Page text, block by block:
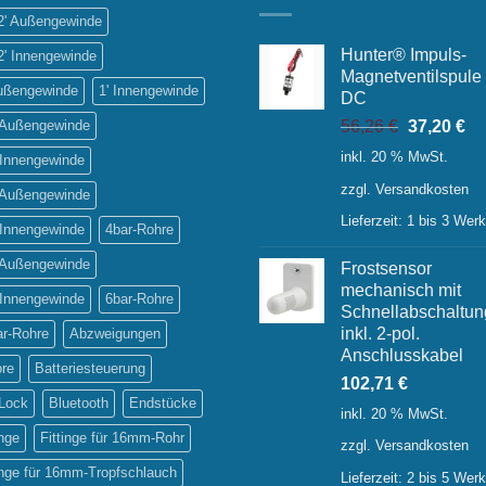
Außengewinde
Innengewinde
1' Innengewinde
4bar-Rohre
6bar-Rohre
Rohre Abzweigungen
Batteriesteuerung
Bluetooth Endstücke
Fittinge für 16mm-Rohr
für 16mm-Tropfschlauch
Hunter® Impuls-
Magnetventilspule
DC
56,26€
Preis
56,26 €
37,20 €
inkl. 20 % MwSt.
zzgl. Versandkosten
Lieferzeit: 1 bis 3
Frostsensor
mechanisch mit
inkl. 2-pol.
Anschlusskabel
102,71 €
inkl. 20 % MwSt.
zzgl. Versandkosten
Lieferzeit: 2 bis 5